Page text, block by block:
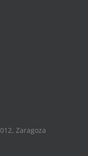
Zaragoza